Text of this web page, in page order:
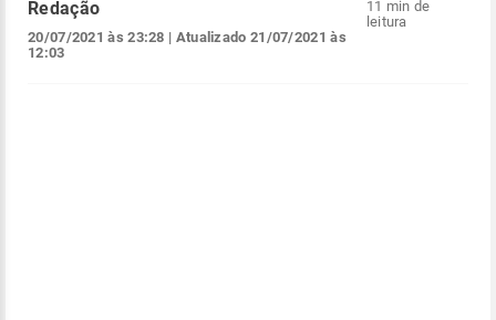
Redação
20/07/2021 às 23:28 | Atualizado 21/07/2021 às
12:03
11 min de
leitura